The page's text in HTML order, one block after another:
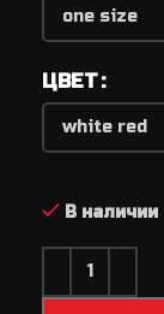
ЦВЕТ
В наличии